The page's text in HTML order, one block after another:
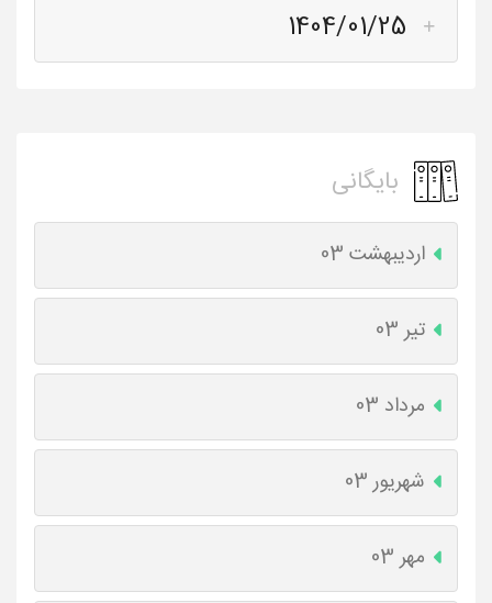
1404/01/25
بایگانی
اردیبهشت 03
تیر 03
مرداد 03
شهریور 03
مهر 03